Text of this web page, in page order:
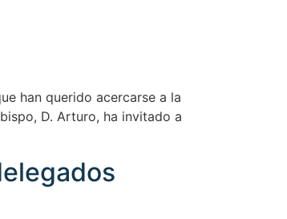
han querido acercarse a la
D. Arturo, ha invitado a